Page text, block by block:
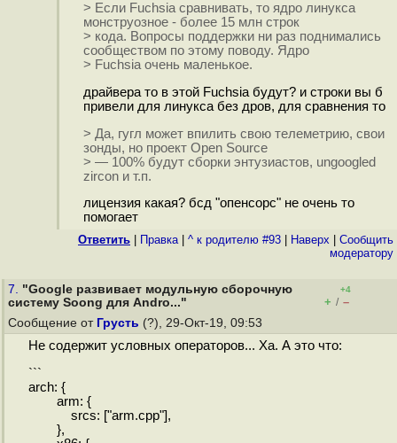
> Если Fuchsia сравнивать, то ядро линукса
монструозное - более 15 млн строк
> кода. Вопросы поддержки ни раз поднимались
сообществом по этому поводу. Ядро
> Fuchsia очень маленькое.
драйвера то в этой Fuchsia будут? и строки вы б
привели для линукса без дров, для сравнения то
> Да, гугл может впилить свою телеметрию, свои
зонды, но проект Open Source
> — 100% будут сборки энтузиастов, ungoogled
zircon и т.п.
лицензия какая? бсд "опенсорс" не очень то
помогает
Ответить Правка| ^ к родителю #93 Наверх
Cообщить
модератору
7. "Google развивает модульную сборочную
систему Soong для Andro..."
+4
+ / –
Сообщение от Грусть (?), 29-Окт-19, 09:53
Не содержит условных операторов... Ха. А это что:
```
arch: {
arm: {
srcs: ["arm.cpp"],
},